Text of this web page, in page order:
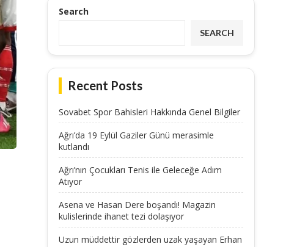
Search
SEARCH
Recent Posts
Sovabet Spor Bahisleri Hakkında Genel Bilgiler
Ağrı’da 19 Eylül Gaziler Günü merasimle
kutlandı
Ağrı’nın Çocukları Tenis ile Geleceğe Adım
Atıyor
Asena ve Hasan Dere boşandı! Magazin
kulislerinde ihanet tezi dolaşıyor
Uzun müddettir gözlerden uzak yaşayan Erhan